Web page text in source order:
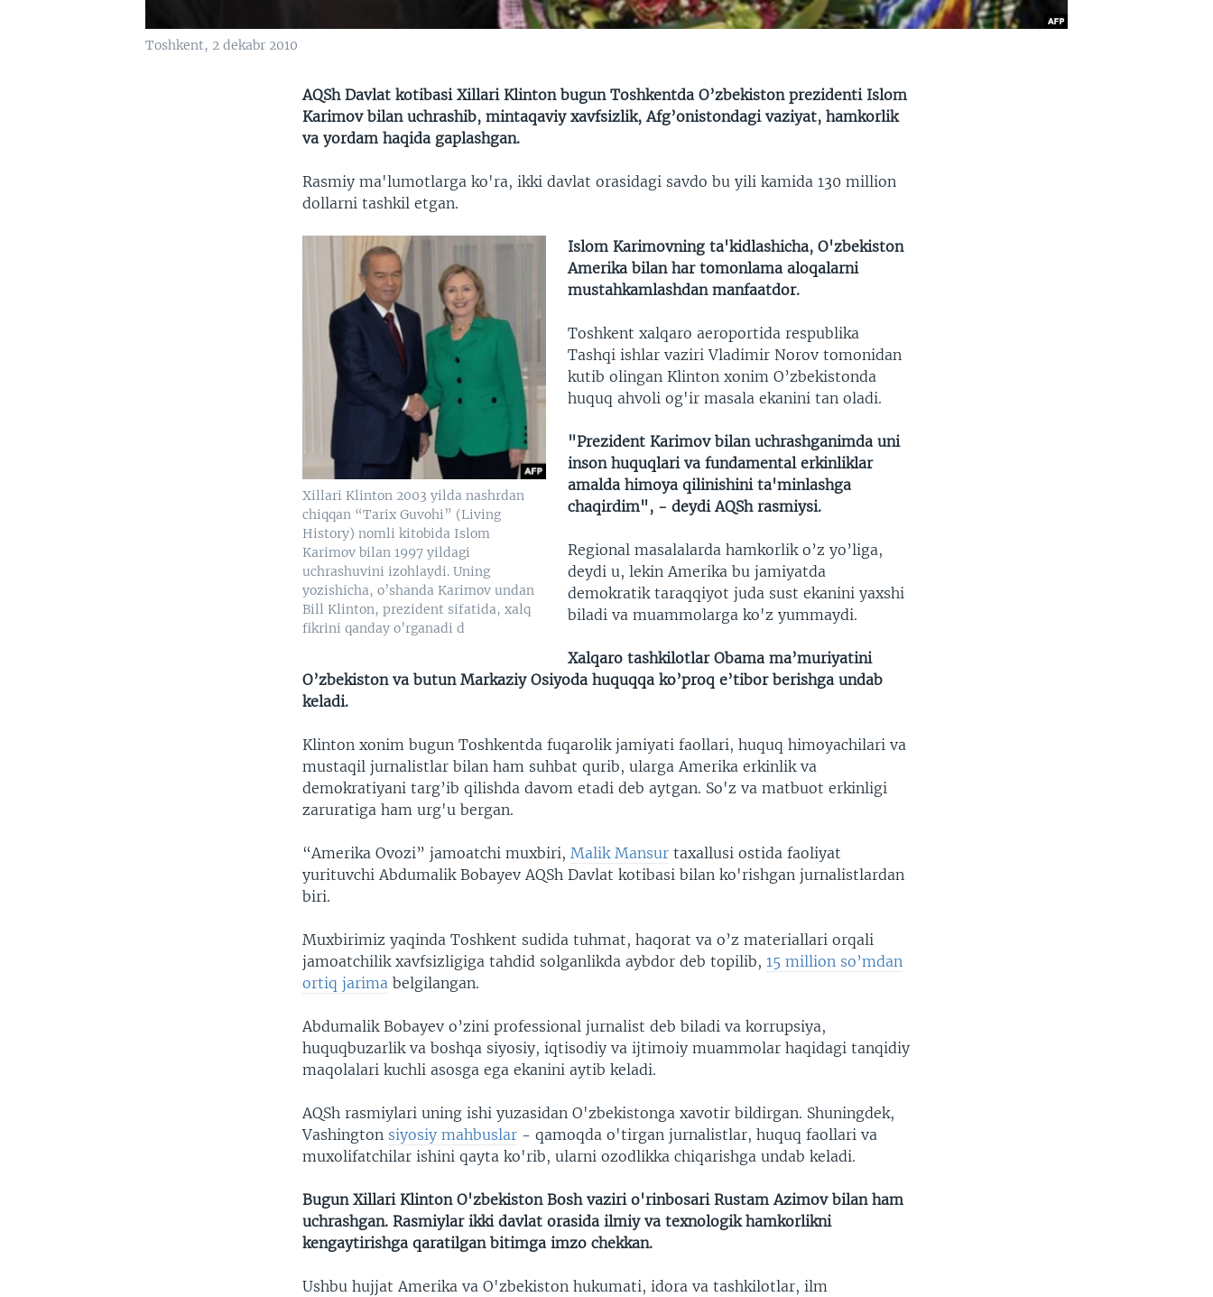
Toshkent, 2 dekabr 2010
AQSh Davlat kotibasi Xillari Klinton bugun Toshkentda O’zbekiston prezidenti Islom
Karimov bilan uchrashib, mintaqaviy xavfsizlik, Afg’onistondagi vaziyat, hamkorlik
va yordam haqida gaplashgan.
Rasmiy ma'lumotlarga ko'ra, ikki davlat orasidagi savdo bu yili kamida 130 million
dollarni tashkil etgan.
Xillari Klinton 2003 yilda nashrdan
chiqqan “Tarix Guvohi” (Living
History) nomli kitobida Islom
Karimov bilan 1997 yildagi
uchrashuvini izohlaydi. Uning
yozishicha, o’shanda Karimov undan
Bill Klinton, prezident sifatida, xalq
fikrini qanday o’rganadi d
Islom Karimovning ta'kidlashicha, O'zbekiston
Amerika bilan har tomonlama aloqalarni
mustahkamlashdan manfaatdor.
Toshkent xalqaro aeroportida respublika
Tashqi ishlar vaziri Vladimir Norov tomonidan
kutib olingan Klinton xonim O’zbekistonda
huquq ahvoli og'ir masala ekanini tan oladi.
"Prezident Karimov bilan uchrashganimda uni
inson huquqlari va fundamental erkinliklar
amalda himoya qilinishini ta'minlashga
chaqirdim", - deydi AQSh rasmiysi.
Regional masalalarda hamkorlik o’z yo’liga,
deydi u, lekin Amerika bu jamiyatda
demokratik taraqqiyot juda sust ekanini yaxshi
biladi va muammolarga ko'z yummaydi.
Xalqaro tashkilotlar Obama ma’muriyatini
O’zbekiston va butun Markaziy Osiyoda huquqqa ko’proq e’tibor berishga undab
keladi.
Klinton xonim bugun Toshkentda fuqarolik jamiyati faollari, huquq himoyachilari va
mustaqil jurnalistlar bilan ham suhbat qurib, ularga Amerika erkinlik va
demokratiyani targ’ib qilishda davom etadi deb aytgan. So'z va matbuot erkinligi
zaruratiga ham urg'u bergan.
“Amerika Ovozi” jamoatchi muxbiri,Malik Mansur taxallusi ostida faoliyat
yurituvchi Abdumalik Bobayev AQSh Davlat kotibasi bilan ko'rishgan jurnalistlardan
biri.
Muxbirimiz yaqinda Toshkent sudida tuhmat, haqorat va o’z materiallari orqali
jamoatchilik xavfsizligiga tahdid solganlikda aybdor deb topilib,15 million so’mdan
ortiq jarima belgilangan.
Abdumalik Bobayev o’zini professional jurnalist deb biladi va korrupsiya,
huquqbuzarlik va boshqa siyosiy, iqtisodiy va ijtimoiy muammolar haqidagi tanqidiy
maqolalari kuchli asosga ega ekanini aytib keladi.
AQSh rasmiylari uning ishi yuzasidan O'zbekistonga xavotir bildirgan. Shuningdek,
Vashington siyosiy mahbuslar - qamoqda o'tirgan jurnalistlar, huquq faollari va
muxolifatchilar ishini qayta ko'rib, ularni ozodlikka chiqarishga undab keladi.
Bugun Xillari Klinton O'zbekiston Bosh vaziri o'rinbosari Rustam Azimov bilan ham
uchrashgan. Rasmiylar ikki davlat orasida ilmiy va texnologik hamkorlikni
kengaytirishga qaratilgan bitimga imzo chekkan.
Ushbu hujjat Amerika va O'zbekiston hukumati, idora va tashkilotlar, ilm